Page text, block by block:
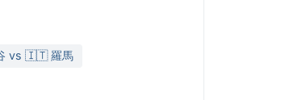
vs 🇮🇹 羅馬